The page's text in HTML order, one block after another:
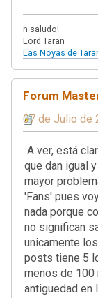
n saludo!
Lord Taran
Las Noyas de
Forum
07 de Julio de
A ver, está
que dan igual
mayor
'Fans' pues
nada porque
no significan
unicamente
posts tiene 5
menos de 100
antiguedad en